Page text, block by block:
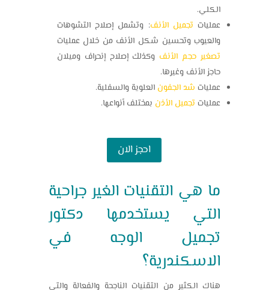
الكلي.
عمليات تجميل الأنف: وتشمل إصلاح التشوهات
والعيوب وتحسين شكل الأنف من خلال عمليات
تصغير حجم الأنف وكذلك إصلاح إنحراف وميلان
حاجز الأنف وغيرها.
عمليات شد الجفون العلوية والسفلية.
عمليات تجميل الأذن بمختلف أنواعها.
احجز الان
ما هي التقنيات الغير جراحية
التي يستخدمها دكتور
تجميل الوجه في
الاسكندرية؟
هناك الكثير من التقنيات الناجحة والفعالة والتي